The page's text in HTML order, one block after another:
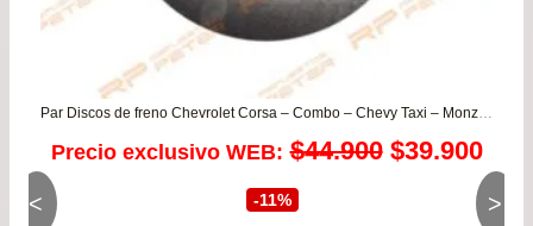
Par Discos de freno Chevrolet Corsa – Combo – Chevy Taxi – Monza / Daewoo Heaven – Lanos – Racer – Pointer
Precio exclusivo WEB: $44.900 El
$39.900El
-11%
< >